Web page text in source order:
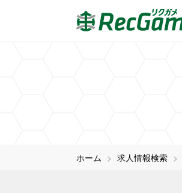
ホーム 求人情報検索